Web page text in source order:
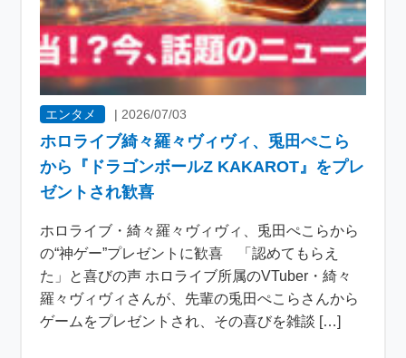
エンタメ | 2026/07/03
ホロライブ綺々羅々ヴィヴィ、兎田ぺこら
から『ドラゴンボールZ KAKAROT』をプレ
ゼントされ歓喜
ホロライブ・綺々羅々ヴィヴィ、兎田ぺこらから
の“神ゲー”プレゼントに歓喜 「認めてもらえ
た」と喜びの声 ホロライブ所属のVTuber・綺々
羅々ヴィヴィさんが、先輩の兎田ぺこらさんから
ゲームをプレゼントされ、その喜びを雑談 […]